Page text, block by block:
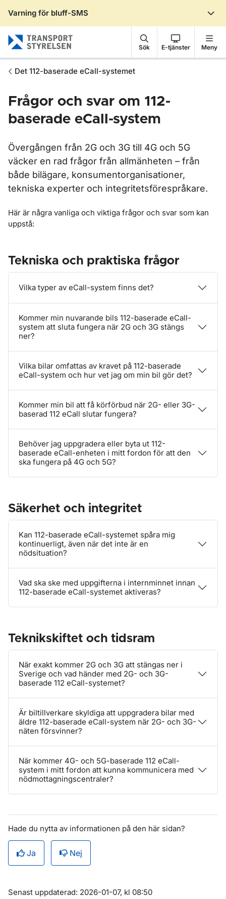
Varning för bluff-SMS
Sök E-tjänster Meny
Det 112-baserade eCall-systemet
Frågor och svar om 112-
baserade eCall-system
Övergången från 2G och 3G till 4G och 5G
väcker en rad frågor från allmänheten – från
både bilägare, konsumentorganisationer,
tekniska experter och integritetsförespråkare.
Här är några vanliga och viktiga frågor och svar som kan
uppstå:
Tekniska och praktiska frågor
Vilka typer av eCall-system finns det?
Kommer min nuvarande bils 112-baserade eCall-
system att sluta fungera när 2G och 3G stängs
ner?
Vilka bilar omfattas av kravet på 112-baserade
eCall-system och hur vet jag om min bil gör det?
Kommer min bil att få körförbud när 2G- eller 3G-
baserad 112 eCall slutar fungera?
Behöver jag uppgradera eller byta ut 112-
baserade eCall-enheten i mitt fordon för att den
ska fungera på 4G och 5G?
Säkerhet och integritet
Kan 112-baserade eCall-systemet spåra mig
kontinuerligt, även när det inte är en
nödsituation?
Vad ska ske med uppgifterna i internminnet innan
112-baserade eCall-systemet aktiveras?
Teknikskiftet och tidsram
När exakt kommer 2G och 3G att stängas ner i
Sverige och vad händer med 2G- och 3G-
baserade 112 eCall-systemet?
Är biltillverkare skyldiga att uppgradera bilar med
äldre 112-baserade eCall-system när 2G- och 3G-
näten försvinner?
När kommer 4G- och 5G-baserade 112 eCall-
system i mitt fordon att kunna kommunicera med
nödmottagningscentraler?
Hade du nytta av informationen på den här sidan?
Ja Nej
Om sidan
Senast uppdaterad: 2026-01-07, kl 08:50